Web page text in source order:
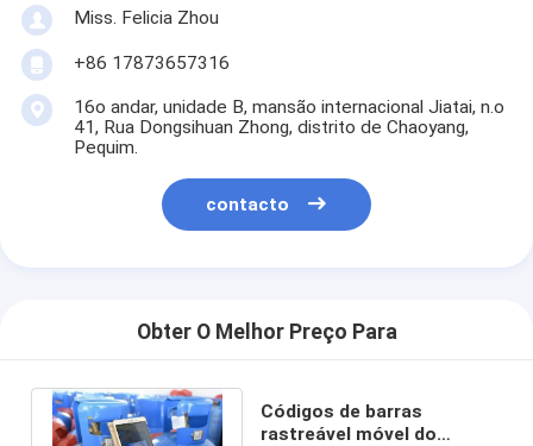
Miss. Felicia Zhou
+86 17873657316
16o andar, unidade B, mansão internacional Jiatai, n.o
41, Rua Dongsihuan Zhong, distrito de Chaoyang,
Pequim.
contacto
Obter O Melhor Preço Para
Códigos de barras
rastreável móvel do